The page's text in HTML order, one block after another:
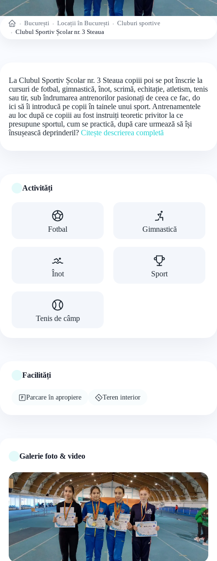
Acasă București Locații în București
Cluburi sportive
Clubul Sportiv Școlar nr. 3 Steaua
La Clubul Sportiv Școlar nr. 3 Steaua copiii poi se pot înscrie la
cursuri de fotbal, gimnastică, înot, scrimă, echitație, atletism, tenis
sau tir, sub îndrumarea antrenorilor pasionați de ceea ce fac, do
ici să îi introducă pe copii în tainele unui sport. Antrenamentele
au loc după ce copiii au fost instruiți teoretic privitor la ce
presupune sportul, cum se practică, după care urmează să își
însușească deprinderil? Citește descrierea completă
Activități
Fotbal Gimnastică
Înot Sport
Tenis de câmp
Facilități
Parcare în apropiere Teren interior
Galerie foto & video